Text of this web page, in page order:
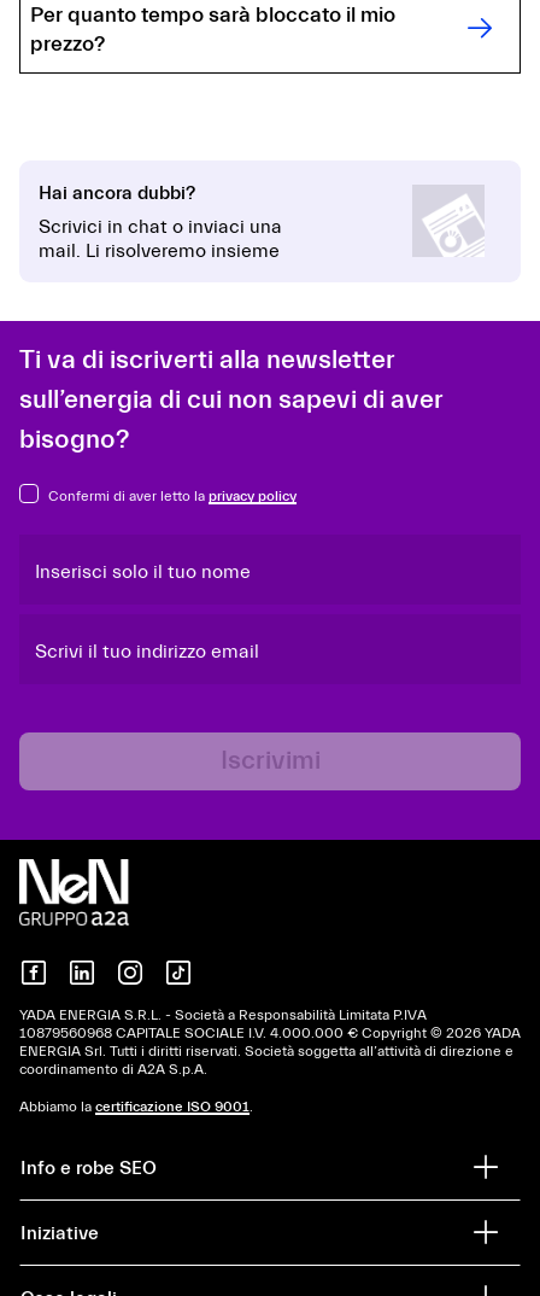
Per quanto tempo sarà bloccato il mio
prezzo?
Hai ancora dubbi?
Scrivici in chat o inviaci una
mail. Li risolveremo insieme
Ti va di iscriverti alla newsletter
sull’energia di cui non sapevi di aver
bisogno?
Confermi di aver letto la privacy policy
Inserisci solo il tuo nome
Scrivi il tuo indirizzo email
Iscrivimi
YADA ENERGIA S.R.L. - Società a Responsabilità Limitata P.IVA
10879560968 CAPITALE SOCIALE I.V. 4.000.000 € Copyright © 2026 YADA
ENERGIA Srl. Tutti i diritti riservati. Società soggetta all’attività di direzione e
coordinamento di A2A S.p.A.
Abbiamo la certificazione ISO 9001
Info e robe SEO
Iniziative